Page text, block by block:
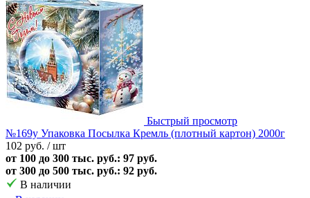
Быстрый просмотр
№169у Упаковка Посылка Кремль (плотный картон) 2000г
102 руб. / шт
от 100 до 300 тыс. руб.: 97 руб.
от 300 до 500 тыс. руб.: 92 руб.
В наличии